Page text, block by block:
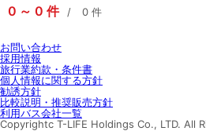
0 0 件 0 件
お問い合わせ
採用情報
旅行業約款・条件書
個人情報に関する方針
勧誘方針
比較説明・推奨販売方針
利用バス会社一覧
Copyrightc T-LIFE Holdings Co., LTD. All